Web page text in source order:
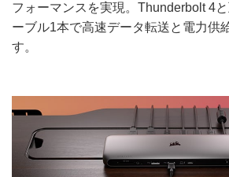
フォーマンスを実現。Thunderbolt 4
ーブル1本で高速データ転送と電力供
す。